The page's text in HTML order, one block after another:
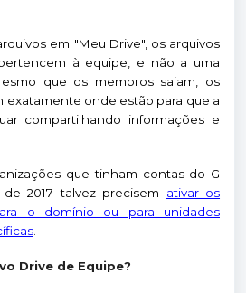
em "Meu Drive", os arquivos
à equipe, e não a uma
que os membros saiam, os
exatamente onde estão para que a
compartilhando informações e
que tinham contas do G
2017 talvez precisem
ativar os
o domínio ou para unidades
Drive de Equipe?